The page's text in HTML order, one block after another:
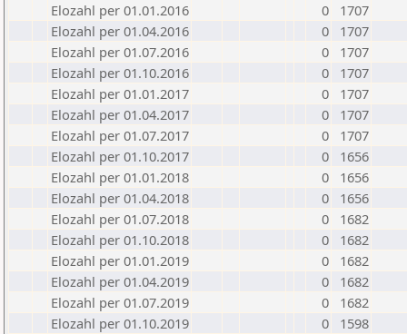
Elozahl per 01.01.2016
0
1707
Elozahl per 01.04.2016
0
1707
Elozahl per 01.07.2016
0
1707
Elozahl per 01.10.2016
0
1707
Elozahl per 01.01.2017
0
1707
Elozahl per 01.04.2017
0
1707
Elozahl per 01.07.2017
0
1707
Elozahl per 01.10.2017
0
1656
Elozahl per 01.01.2018
0
1656
Elozahl per 01.04.2018
0
1656
Elozahl per 01.07.2018
0
1682
Elozahl per 01.10.2018
0
1682
Elozahl per 01.01.2019
0
1682
Elozahl per 01.04.2019
0
1682
Elozahl per 01.07.2019
0
1682
Elozahl per 01.10.2019
0
1598